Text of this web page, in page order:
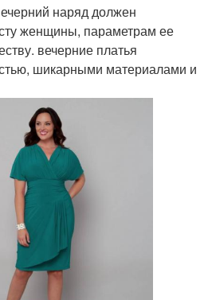
наряд должен
женщины, параметрам ее
вечерние платья
шикарными материалами и